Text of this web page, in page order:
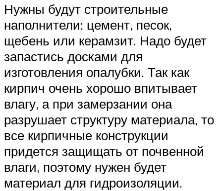
Нужны будут строительные
наполнители: цемент, песок,
щебень или керамзит. Надо будет
запастись досками для
изготовления опалубки. Так как
кирпич очень хорошо впитывает
влагу, а при замерзании она
разрушает структуру материала, то
все кирпичные конструкции
придется защищать от почвенной
влаги, поэтому нужен будет
материал для гидроизоляции.